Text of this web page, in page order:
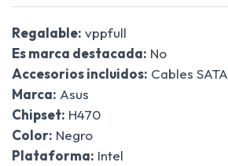
Regalable: vppfull
Es marca destacada: No
Accesorios incluidos: Cables SATA
Marca: Asus
Chipset: H470
Color: Negro
Plataforma: Intel